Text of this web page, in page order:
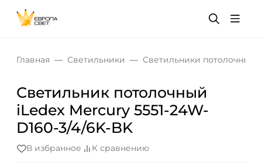
Главная Светильники Светильники потолочные
Светильник потолочный
iLedex Mercury 5551-24W-
D160-3/4/6K-BK
В избранное К сравнению